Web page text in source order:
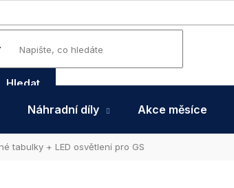
Hledat
Náhradní díly Akce měsíce
tabulky + LED osvětlení pro GS